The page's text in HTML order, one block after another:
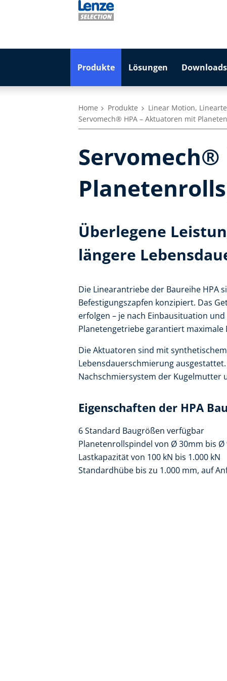
Produkte Lösungen
Home Produkte Linear Motion,
Servomech® HPA – Aktuatoren mit
Überlegene
längere
Die Linearantriebe der Baureihe HPA
Befestigungszapfen konzipiert. Das
erfolgen – je nach Einbausituation
Planetengetriebe garantiert maximale
Die Aktuatoren sind mit
Lebensdauerschmierung
Nachschmiersystem der
Eigenschaften der HPA
6 Standard Baugrößen verfügbar
Planetenrollspindel von Ø 30mm bis Ø
Lastkapazität von 100 kN bis 1.000 kN
Standardhübe bis zu 1.000 mm, auf